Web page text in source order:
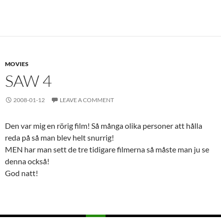
MOVIES
SAW 4
2008-01-12 LEAVE A COMMENT
Den var mig en rörig film! Så många olika personer att hålla
reda på så man blev helt snurrig!
MEN har man sett de tre tidigare filmerna så måste man ju se
denna också!
God natt!